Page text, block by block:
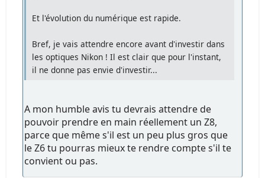
Et l'évolution du numérique est rapide.
Bref, je vais attendre encore avant d'investir dans
les optiques Nikon ! Il est clair que pour l'instant,
il ne donne pas envie d'investir...
A mon humble avis tu devrais attendre de
pouvoir prendre en main réellement un Z8,
parce que même s'il est un peu plus gros que
le Z6 tu pourras mieux te rendre compte s'il te
convient ou pas.